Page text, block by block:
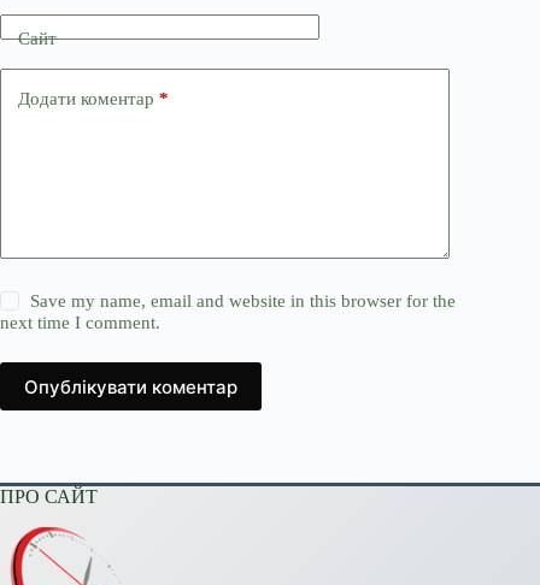
Сайт
Додати коментар *
Save my name, email and website in this browser for the
next time I comment.
Опублікувати коментар
ПРО САЙТ